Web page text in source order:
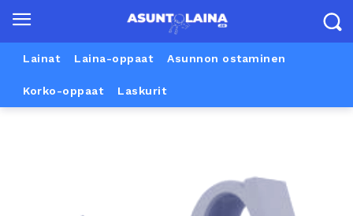
Lainat Laina-oppaat Asunnon ostaminen
Korko-oppaat Laskurit